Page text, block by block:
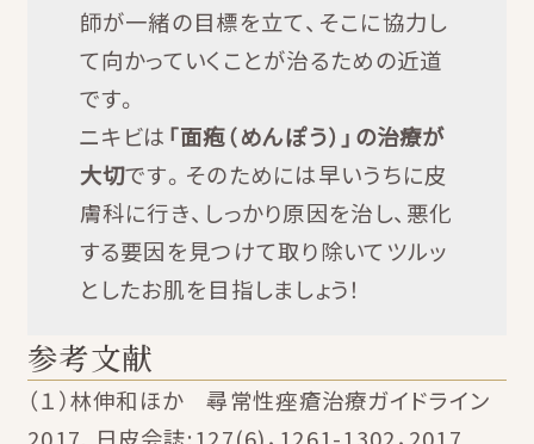
師が一緒の目標を立て、そこに協力し
て向かっていくことが治るための近道
です。
ニキビは 「面疱（めんぽう）」の治療が
大切です。そのためには早いうちに皮
膚科に行き、しっかり原因を治し、悪化
する要因を見つけて取り除いてツルッ
としたお肌を目指しましょう！
参考文献
（１）林伸和ほか 尋常性痤瘡治療ガイドライン